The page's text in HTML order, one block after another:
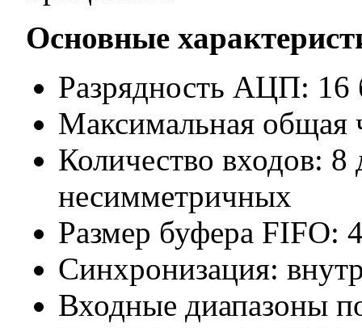
Основные
Разрядность АЦП: 16
Максимальная общая
Количество входов:
несимметричных
Размер буфера FIFO:
Синхронизация:
Входные диапазоны